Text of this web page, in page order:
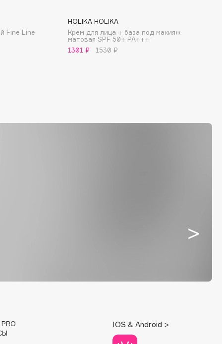
Fine Line
HOLIKA HOLIKA
Крем для лица + база под макияж
матовая SPF 50+ PA+++
1301 ₽
1530 ₽
PRO
IOS & Android >